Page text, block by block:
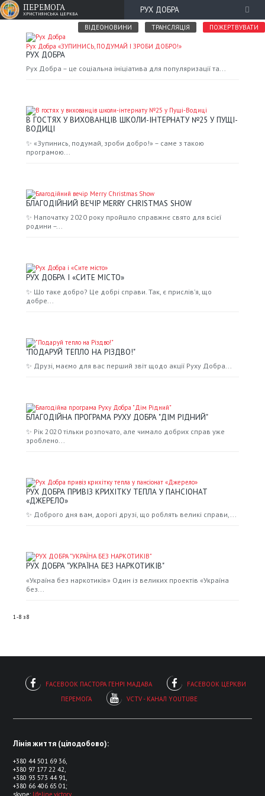
ПЕРЕМОГА
ХРИСТИЯНСЬКА ЦЕРКВА РУХ ДОБРА
ВІДЕОНОВИНИ ТРАНСЛЯЦІЯ ПОЖЕРТВУВАТИ
Рух Добра «ЗУПИНИСЬ, ПОДУМАЙ І ЗРОБИ ДОБРО!»
РУХ ДОБРА
Рух Добра – це соціальна ініціатива для популяризації та...
В ГОСТЯХ У ВИХОВАНЦІВ ШКОЛИ-ІНТЕРНАТУ №25 У ПУЩІ-
ВОДИЦІ
✨ «Зупинись, подумай, зроби добро!» – саме з такою
програмою...
БЛАГОДІЙНИЙ ВЕЧІР MERRY CHRISTMAS SHOW
✨ Напочатку 2020 року пройшло справжнє свято для всієї
родини –...
РУХ ДОБРА І «СИТЕ МІСТО»
✨ Що таке добро? Це добрі справи. Так, є прислів’я, що
добре...
"ПОДАРУЙ ТЕПЛО НА РІЗДВО!"
✨ Друзі, маємо для вас перший звіт щодо акції Руху Добра...
БЛАГОДІЙНА ПРОГРАМА РУХУ ДОБРА "ДІМ РІДНИЙ"
✨ Рік 2020 тільки розпочато, але чимало добрих справ уже
зроблено...
РУХ ДОБРА ПРИВІЗ КРИХІТКУ ТЕПЛА У ПАНСІОНАТ
«ДЖЕРЕЛО»
✨ Доброго дня вам, дорогі друзі, що роблять великі справи,...
РУХ ДОБРА "УКРАЇНА БЕЗ НАРКОТИКІВ"
«Україна без наркотиків» Один із великих проектів «Україна
без...
1 - 8 з8
FACEBOOK ПАСТОРА ГЕНРІ МАДАВА
FACEBOOK ЦЕРКВИ
ПЕРЕМОГА
VCTV - КАНАЛ YOUTUBE
Лінія життя (цілодобово):
+380 44 501 69 36,
+380 97 177 22 42,
+380 93 573 44 91,
+380 66 406 65 01;